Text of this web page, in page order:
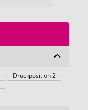
Druckposition 2